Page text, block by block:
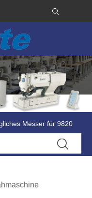
Messer für 9820